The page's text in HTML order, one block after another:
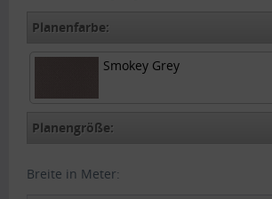
Planenfarbe:
Smokey GreySmokey Grey
Planengröße:
Breite in Meter: